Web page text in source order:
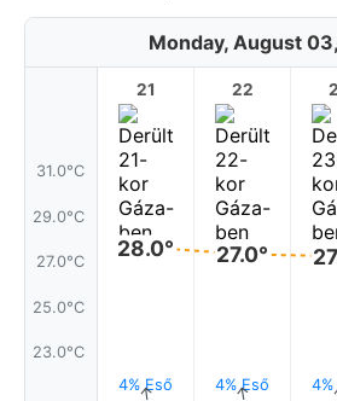
Monday, August
31.0°C
29.0°C
27.0°C
25.0°C
23.0°C
21
28.0°
4% Eső
↑
22
27.0°
4% Eső
↑ 4%